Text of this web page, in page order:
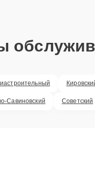
Савиновский Советский